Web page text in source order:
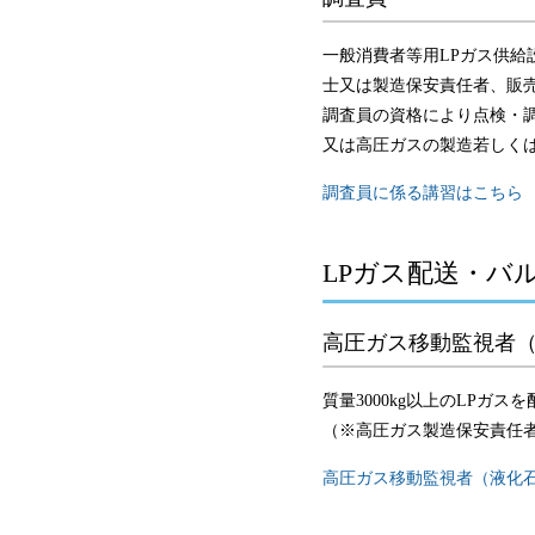
一般消費者等用LPガス供給
士又は製造保安責任者、販
調査員の資格により点検・
又は高圧ガスの製造若しく
調査員に係る講習はこちら
LPガス配送・バ
高圧ガス移動監視者
質量3000kg以上のLPガス
（※高圧ガス製造保安責任
高圧ガス移動監視者（液化